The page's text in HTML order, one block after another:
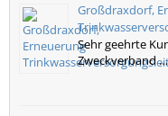
Großdraxdorf,
Sehr geehrte
Zweckverband …